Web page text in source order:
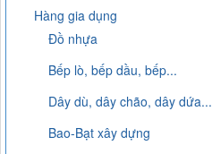
Hàng gia dụng
Đồ nhựa
Bếp lò, bếp dầu, bếp...
Dây dù, dây chão, dây dứa...
Bao-Bạt xây dựng